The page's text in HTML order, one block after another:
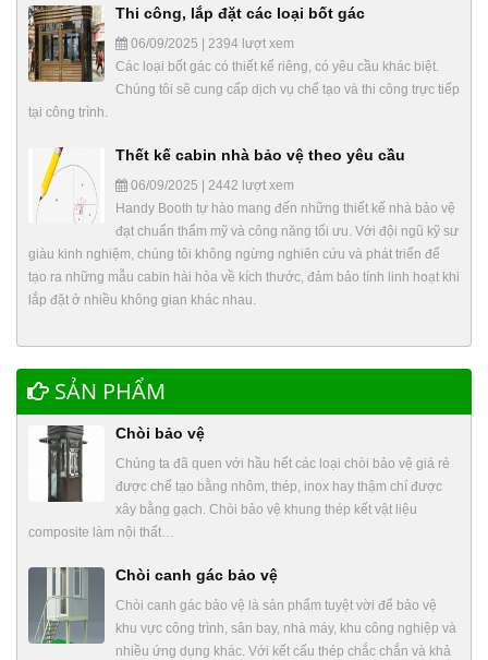
Thi công, lắp đặt các loại bốt gác
06/09/2025 | 2394 lượt xem
Các loại bốt gác có thiết kế riêng, có yêu cầu khác biệt.
Chúng tôi sẽ cung cấp dịch vụ chế tạo và thi công trực tiếp
tại công trình.
Thết kế cabin nhà bảo vệ theo yêu cầu
06/09/2025 | 2442 lượt xem
Handy Booth tự hào mang đến những thiết kế nhà bảo vệ
đạt chuẩn thẩm mỹ và công năng tối ưu. Với đội ngũ kỹ sư
giàu kinh nghiệm, chúng tôi không ngừng nghiên cứu và phát triển để
tạo ra những mẫu cabin hài hòa về kích thước, đảm bảo tính linh hoạt khi
lắp đặt ở nhiều không gian khác nhau.
SẢN PHẨM
Chòi bảo vệ
Chúng ta đã quen với hầu hết các loại chòi bảo vệ giá rẻ
được chế tạo bằng nhôm, thép, inox hay thậm chí được
xây bằng gạch. Chòi bảo vệ khung thép kết vật liệu
composite làm nội thất…
Chòi canh gác bảo vệ
Chòi canh gác bảo vệ là sản phẩm tuyệt vời để bảo vệ
khu vực công trình, sân bay, nhà máy, khu công nghiệp và
nhiều ứng dụng khác. Với kết cấu thép chắc chắn và khả